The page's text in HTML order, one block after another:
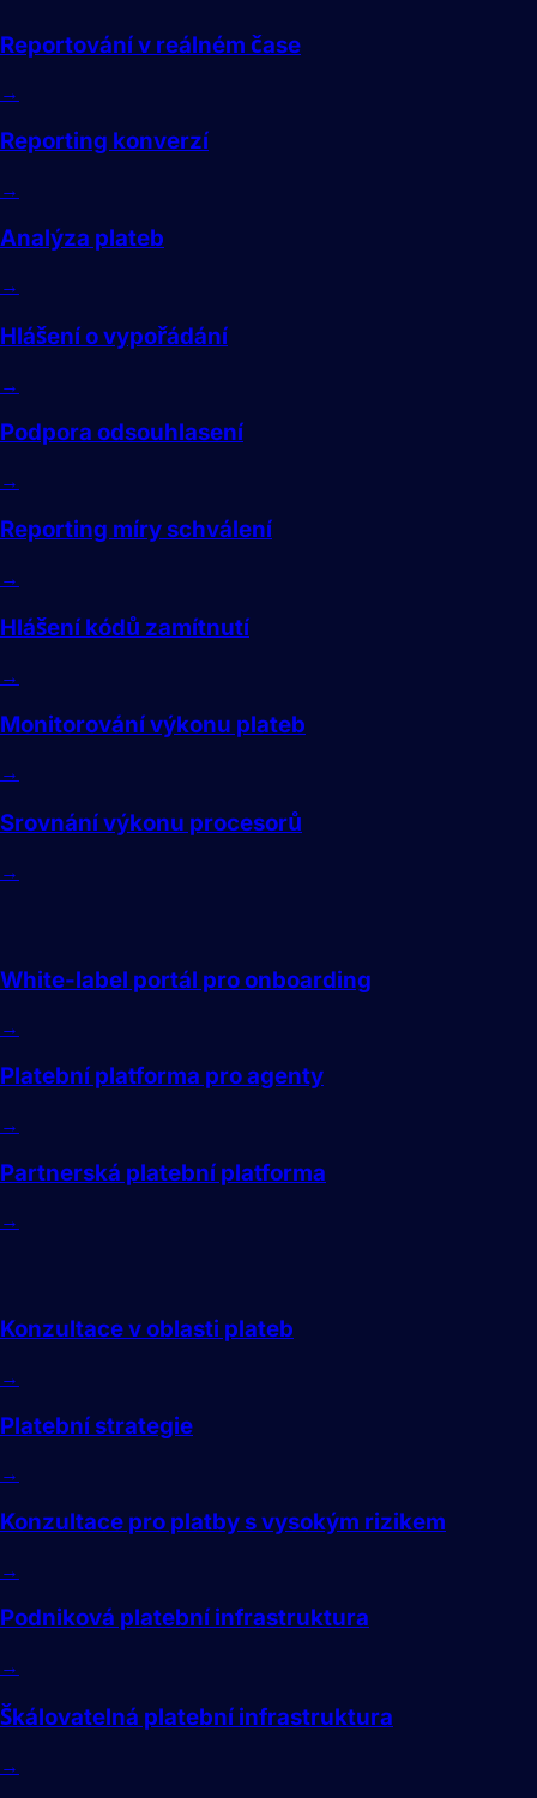
Reportování v reálném čase
→
Reporting konverzí
→
Analýza plateb
→
Hlášení o vypořádání
→
Podpora odsouhlasení
→
Reporting míry schválení
→
Hlášení kódů zamítnutí
→
Monitorování výkonu plateb
→
Srovnání výkonu procesorů
→
White-label portál pro onboarding
→
Platební platforma pro agenty
→
Partnerská platební platforma
→
Konzultace v oblasti plateb
→
Platební strategie
→
Konzultace pro platby s vysokým rizikem
→
Podniková platební infrastruktura
→
Škálovatelná platební infrastruktura
→